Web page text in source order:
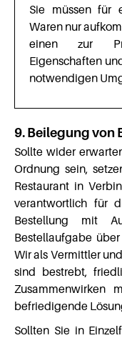
Sie müssen für
Waren nur
einen zur
Eigenschaften
notwendigen
9. Beilegung von
Sollte wider
Ordnung sein,
Restaurant in
verantwortlich für
Bestellung mit
Bestellaufgabe
Wir als Vermittler
sind bestrebt,
Zusammenwirken
befriedigende
Sollten Sie in